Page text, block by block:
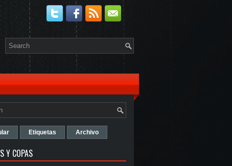
Etiquetas Archivo
Y COPAS